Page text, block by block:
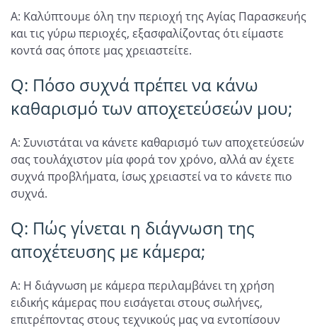
A: Καλύπτουμε όλη την περιοχή της Αγίας Παρασκευής
και τις γύρω περιοχές, εξασφαλίζοντας ότι είμαστε
κοντά σας όποτε μας χρειαστείτε.
Q: Πόσο συχνά πρέπει να κάνω
καθαρισμό των αποχετεύσεών μου;
A: Συνιστάται να κάνετε καθαρισμό των αποχετεύσεών
σας τουλάχιστον μία φορά τον χρόνο, αλλά αν έχετε
συχνά προβλήματα, ίσως χρειαστεί να το κάνετε πιο
συχνά.
Q: Πώς γίνεται η διάγνωση της
αποχέτευσης με κάμερα;
A: Η διάγνωση με κάμερα περιλαμβάνει τη χρήση
ειδικής κάμερας που εισάγεται στους σωλήνες,
επιτρέποντας στους τεχνικούς μας να εντοπίσουν